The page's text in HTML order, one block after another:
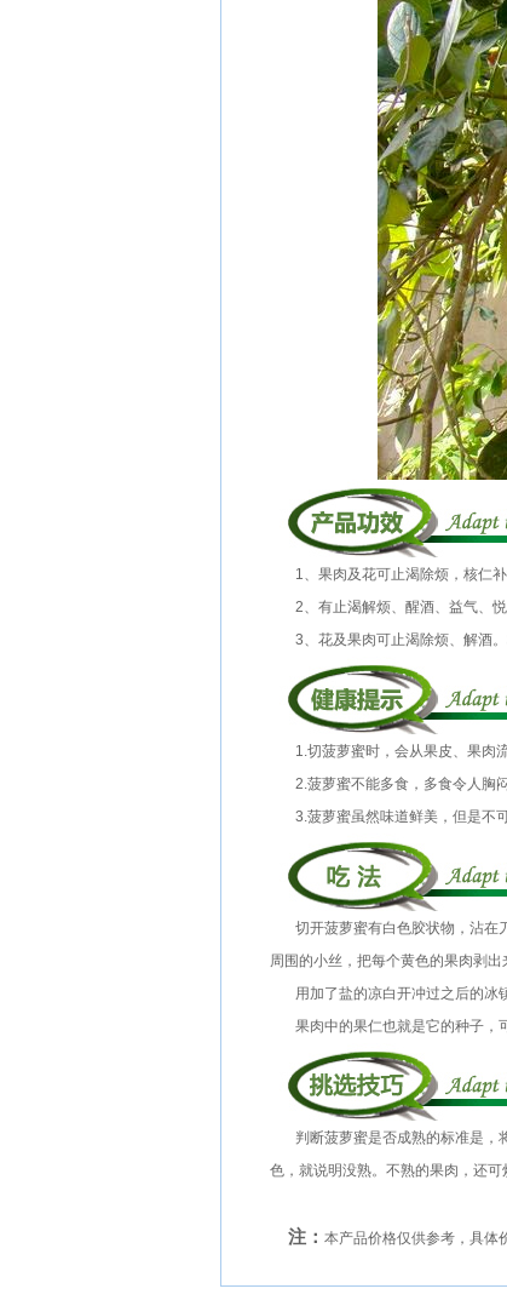
1、果肉及花可止渴除烦，核仁补
2、有止渴解烦、醒酒、益气、悦
3、花及果肉可止渴除烦、解酒。
1.切菠萝蜜时，会从果皮、果肉流
2.菠萝蜜不能多食，多食令人胸闷
3.菠萝蜜虽然味道鲜美，但是不可
切开菠萝蜜有白色胶状物，沾在
周围的小丝，把每个黄色的果肉剥
用加了盐的凉白开冲过之后的冰镇
果肉中的果仁也就是它的种子，
判断菠萝蜜是否成熟的标准是，
色，就说明没熟。不熟的果肉，还可
注： 本产品价格仅供参考，具体